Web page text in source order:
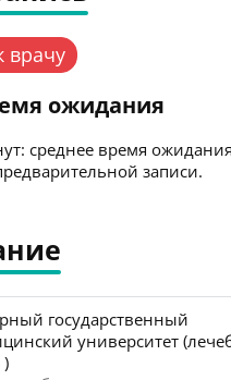
врачу
ожидания
среднее время
записи.
государственный
университет